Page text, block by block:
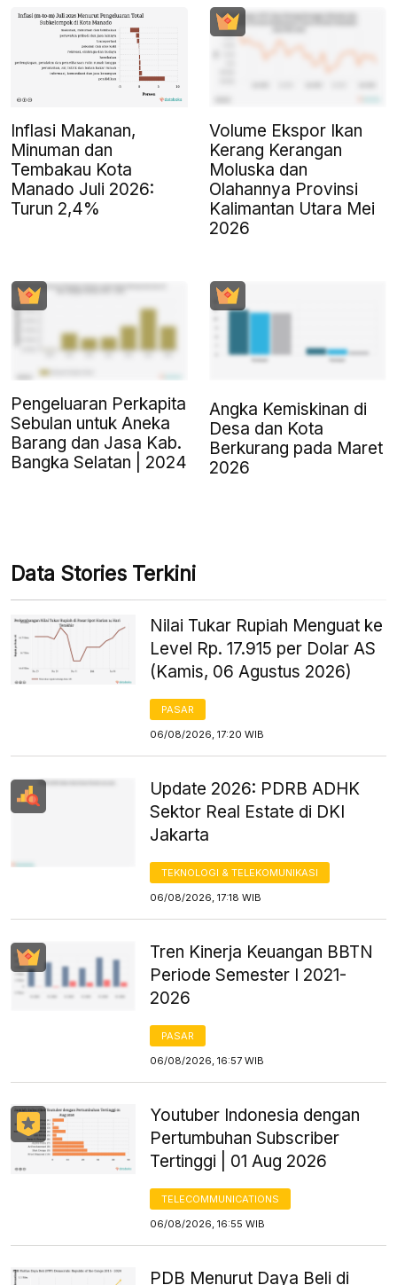
Inflasi Makanan,
Minuman dan
Tembakau Kota
Manado Juli 2026:
Turun 2,4%
Volume Ekspor Ikan
Kerang Kerangan
Moluska dan
Olahannya Provinsi
Kalimantan Utara Mei
2026
Pengeluaran Perkapita
Sebulan untuk Aneka
Barang dan Jasa Kab.
Bangka Selatan | 2024
Angka Kemiskinan di
Desa dan Kota
Berkurang pada Maret
2026
Data Stories Terkini
Nilai Tukar Rupiah Menguat ke
Level Rp. 17.915 per Dolar AS
(Kamis, 06 Agustus 2026)
PASAR
06/08/2026, 17:20 WIB
Update 2026: PDRB ADHK
Sektor Real Estate di DKI
Jakarta
TEKNOLOGI & TELEKOMUNIKASI
06/08/2026, 17:18 WIB
Tren Kinerja Keuangan BBTN
Periode Semester I 2021-
2026
PASAR
06/08/2026, 16:57 WIB
Youtuber Indonesia dengan
Pertumbuhan Subscriber
Tertinggi | 01 Aug 2026
TELECOMMUNICATIONS
06/08/2026, 16:55 WIB
PDB Menurut Daya Beli di